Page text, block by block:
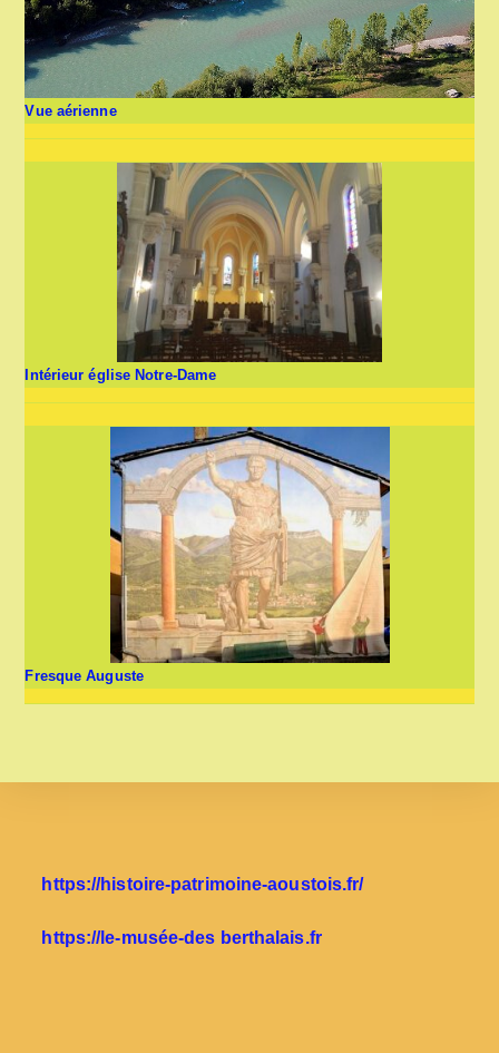
Vue aérienne
Intérieur église Notre-Dame
Fresque Auguste
https://histoire-patrimoine-aoustois.fr/
https://le-musée-des berthalais.fr